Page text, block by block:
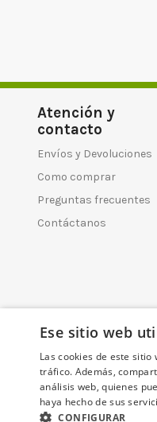
Atención y
contacto
Envíos y Devoluciones
Como comprar
Preguntas frecuentes
Contáctanos
Ese sitio web
Las cookies de este
tráfico. Además,
análisis web, quienes
haya hecho de sus
CONFIGURAR